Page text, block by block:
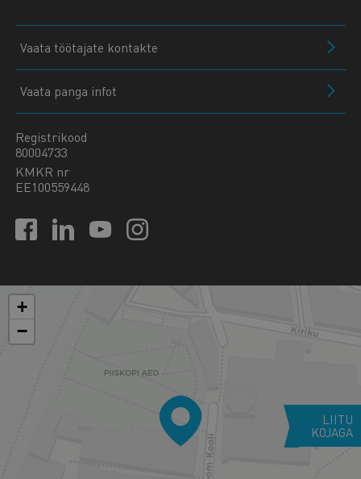
Vaata töötajate kontakte
Vaata panga infot
Registrikood
80004733
KMKR nr
EE100559448
+
−
LIITU
KOJAGA